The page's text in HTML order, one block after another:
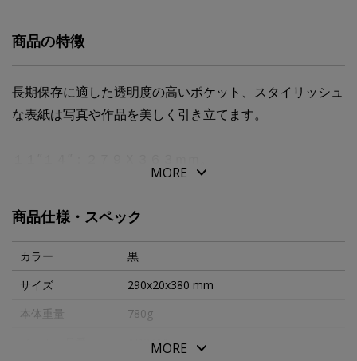
商品の特徴
長期保存に適した透明度の高いポケット、スタイリッシュ
な表紙は写真や作品を美しく引き立てます。
対応写真サイズ：大四ツ切（２７９Ｘ３５６ｍｍ）。
ポケット枚数：２４枚（４８ページ）。
MORE
商品仕様・スペック
カラー
黒
サイズ
290x20x380 mm
本体重量
780g
AD2411MORE